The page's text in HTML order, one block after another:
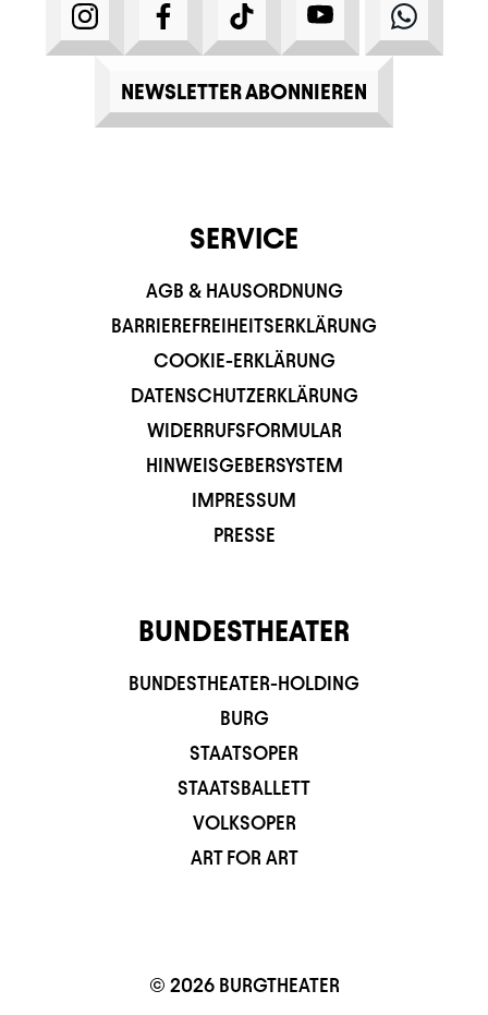
INSTAGRAMFACEBOOKTIKTOK YOUTUBE
NEWSLETTER ABONNIEREN
SERVICE
AGB & HAUSORDNUNG
BARRIEREFREIHEITSERKLÄRUNG
COOKIE-ERKLÄRUNG
DATENSCHUTZERKLÄRUNG
WIDERRUFSFORMULAR
HINWEISGEBERSYSTEM
IMPRESSUM
PRESSE
BUNDESTHEATER
BUNDESTHEATER-HOLDING
BURG
STAATSOPER
STAATSBALLETT
VOLKSOPER
ART FOR ART
© 2026 BURGTHEATER